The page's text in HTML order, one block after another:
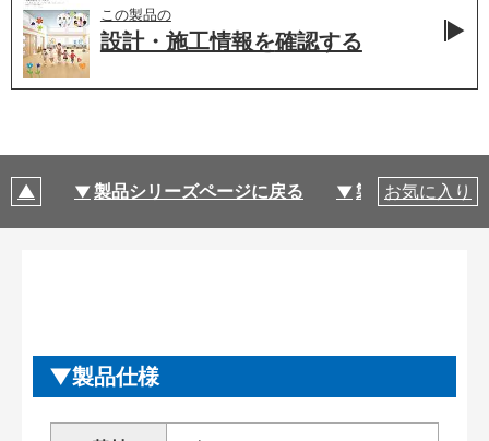
この製品の
設計・施工情報を確認する
製品シリーズページに戻る 製品仕様
お気に入り
製品仕様